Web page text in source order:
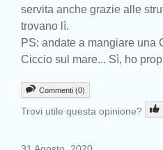
servita anche grazie alle
trovano lì.
PS: andate a mangiare una
Ciccio sul mare... Sì, ho
Commenti (0)
Trovi utile questa opinione?